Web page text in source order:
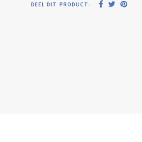
DEEL DIT PRODUCT: